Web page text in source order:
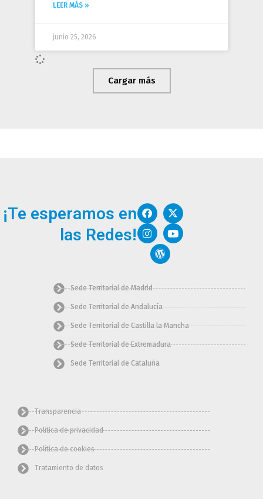
LEER MÁS »
junio 25, 2026
Cargar más
¡Te esperamos en
las Redes!
F
a
c
e
b
o
X
-
t
w
i
r
I
n
s
t
a
g
m
Y
o
u
t
u
W
o
d
p
r
e
s
Sede Territorial de Madrid
Sede Territorial de Andalucía
Sede Territorial de Castilla la Mancha
Sede Territorial de Extremadura
Sede Territorial de Cataluña
Transparencia
Política de privacidad
Política de cookies
Tratamiento de datos